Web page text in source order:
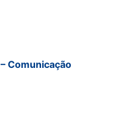
Comunicação